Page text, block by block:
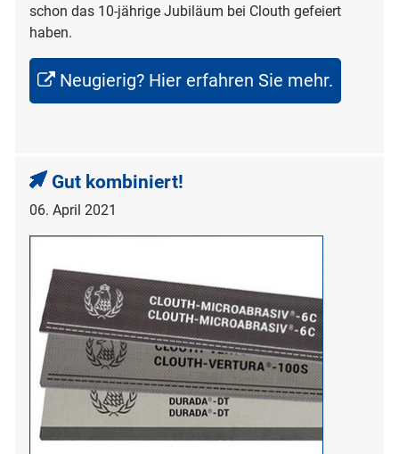
schon das 10-jährige Jubiläum bei Clouth gefeiert
haben.
Neugierig? Hier erfahren Sie mehr.
Gut kombiniert!
06. April 2021